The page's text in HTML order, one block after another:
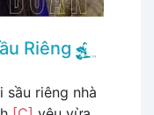
Riêng
sầu riêng nhà